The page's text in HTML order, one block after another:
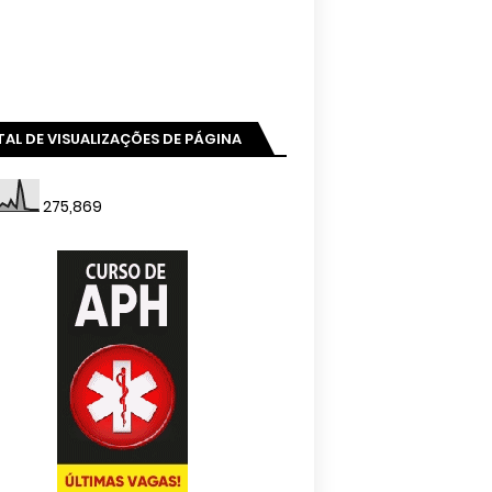
DE VISUALIZAÇÕES DE PÁGINA
275,869